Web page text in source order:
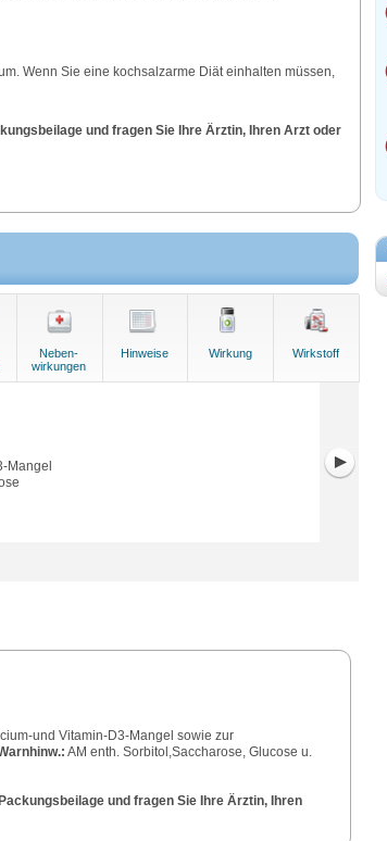
Wenn Sie eine kochsalzarme Diät einhalten müssen,
und fragen Sie Ihre Ärztin, Ihren Arzt oder
Neben-
wirkungen
Hinweise Wirkung Wirkstoff
Mangel
und Vitamin-D3-Mangel sowie zur
AM enth. Sorbitol,Saccharose, Glucose u.
und fragen Sie Ihre Ärztin, Ihren